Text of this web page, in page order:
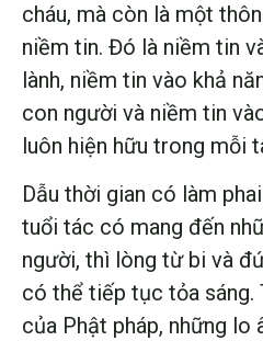
cháu, mà còn là một
niềm tin. Đó là niềm tin
lành, niềm tin vào khả
con người và niềm tin
luôn hiện hữu trong mỗi
Dẫu thời gian có làm
tuổi tác có mang đến
người, thì lòng từ bi và
có thể tiếp tục tỏa sáng.
của Phật pháp, những lo